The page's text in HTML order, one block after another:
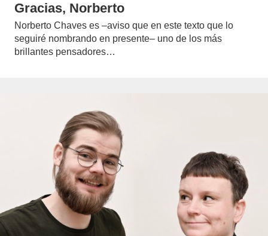
Gracias, Norberto
Norberto Chaves es –aviso que en este texto que lo
seguiré nombrando en presente– uno de los más
brillantes pensadores…